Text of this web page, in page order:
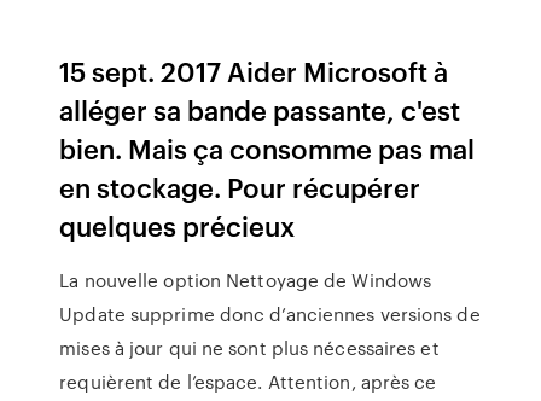
15 sept. 2017 Aider Microsoft à
alléger sa bande passante, c'est
bien. Mais ça consomme pas mal
en stockage. Pour récupérer
quelques précieux
La nouvelle option Nettoyage de Windows
Update supprime donc d’anciennes versions de
mises à jour qui ne sont plus nécessaires et
requièrent de l’espace. Attention, après ce